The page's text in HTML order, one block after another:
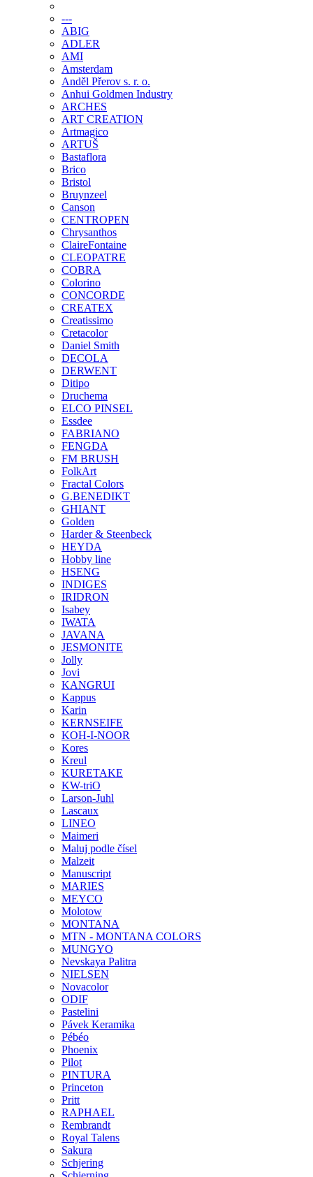
---
ABIG
ADLER
AMI
Amsterdam
Anděl Přerov s. r. o.
Anhui Goldmen Industry
ARCHES
ART CREATION
Artmagico
ARTUŠ
Bastaflora
Brico
Bristol
Bruynzeel
Canson
CENTROPEN
Chrysanthos
ClaireFontaine
CLEOPATRE
COBRA
Colorino
CONCORDE
CREATEX
Creatissimo
Cretacolor
Daniel Smith
DECOLA
DERWENT
Ditipo
Druchema
ELCO PINSEL
Essdee
FABRIANO
FENGDA
FM BRUSH
FolkArt
Fractal Colors
G.BENEDIKT
GHIANT
Golden
Harder & Steenbeck
HEYDA
Hobby line
HSENG
INDIGES
IRIDRON
Isabey
IWATA
JAVANA
JESMONITE
Jolly
Jovi
KANGRUI
Kappus
Karin
KERNSEIFE
KOH-I-NOOR
Kores
Kreul
KURETAKE
KW-triO
Larson-Juhl
Lascaux
LINEO
Maimeri
Maluj podle čísel
Malzeit
Manuscript
MARIES
MEYCO
Molotow
MONTANA
MTN - MONTANA COLORS
MUNGYO
Nevskaya Palitra
NIELSEN
Novacolor
ODIF
Pastelini
Pávek Keramika
Pébéo
Phoenix
Pilot
PINTURA
Princeton
Pritt
RAPHAEL
Rembrandt
Royal Talens
Sakura
Schjering